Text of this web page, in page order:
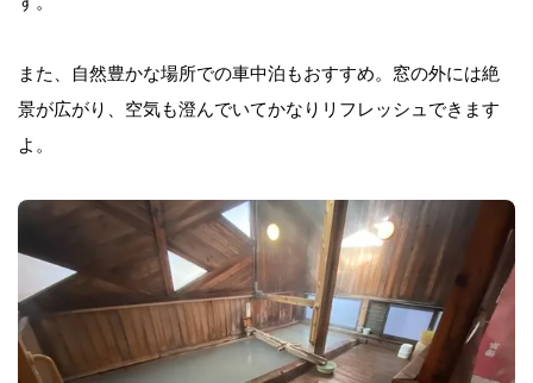
また、﻿﻿﻿﻿﻿﻿
自然豊かな場所での車中泊もおすすめ。窓の外には絶
景が広がり、空気も澄んでいてかなりリフレッシュできます
よ。